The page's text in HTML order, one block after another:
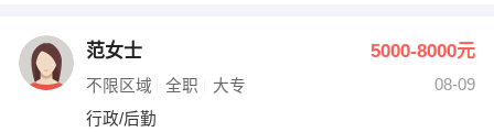
范女士 5000-8000元
不限区域 全职 大专
08-09
行政/后勤